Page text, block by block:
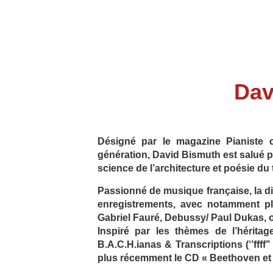
Désigné par le magazine
génération, David Bismuth est salué
science de l’architecture et poésie du
Passionné de musique française, la
enregistrements, avec notamment
Gabriel Fauré, Debussy/ Paul Dukas,
Inspiré par les thèmes de
B.A.C.H.ianas & Transcriptions
plus récemment le CD « Beethoven et